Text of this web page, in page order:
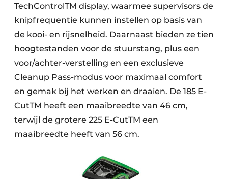
TechControlTM display, waarmee supervisors de
knipfrequentie kunnen instellen op basis van
de kooi- en rijsnelheid. Daarnaast bieden ze tien
hoogtestanden voor de stuurstang, plus een
voor/achter-verstelling en een exclusieve
Cleanup Pass-modus voor maximaal comfort
en gemak bij het werken en draaien. De 185 E-
CutTM heeft een maaibreedte van 46 cm,
terwijl de grotere 225 E-CutTM een
maaibreedte heeft van 56 cm.